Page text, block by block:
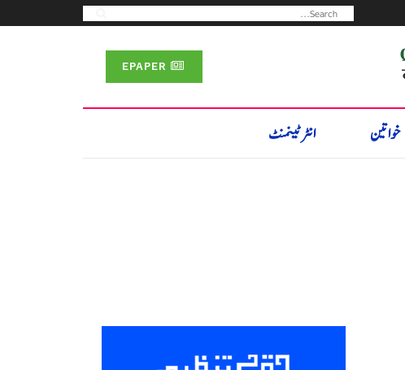
خواتین انٹرٹینمنٹ